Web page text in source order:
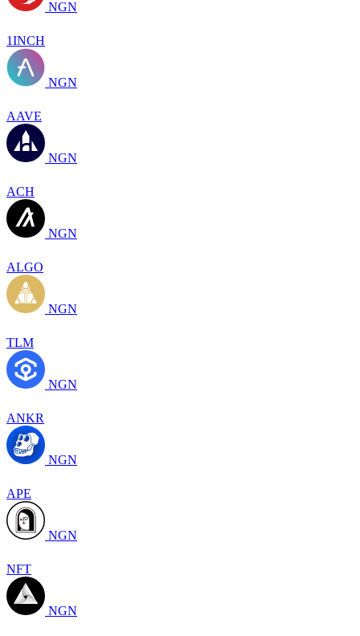
NGN
1INCH
NGN
AAVE
NGN
ACH
NGN
ALGO
NGN
TLM
NGN
ANKR
NGN
APE
NGN
NFT
NGN